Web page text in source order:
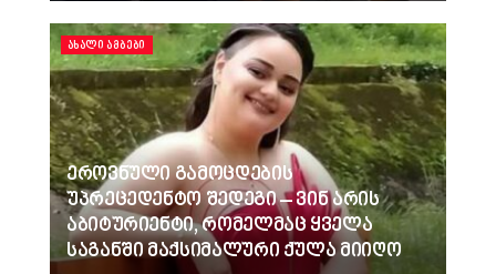
ᲐᲮᲐᲚᲘ ᲐᲛᲑᲔᲑᲘ
ეროვნული გამოცდების
უპრეცედენტო შედეგი – ვინ არის
აბიტურიენტი, რომელმაც ყველა
საგანში მაქსიმალური ქულა მიიღო